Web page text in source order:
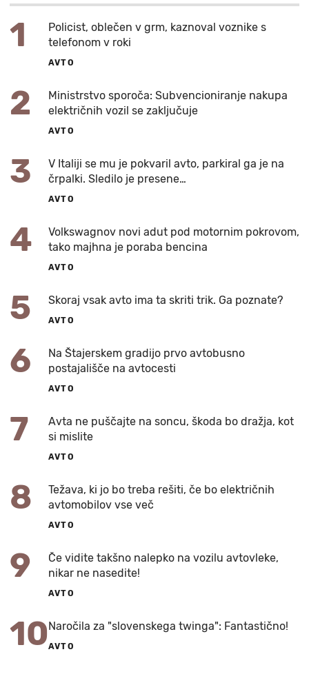
1
Policist, oblečen v grm, kaznoval voznike s
telefonom v roki
AVTO
2
Ministrstvo sporoča: Subvencioniranje nakupa
električnih vozil se zaključuje
AVTO
3
V Italiji se mu je pokvaril avto, parkiral ga je na
črpalki. Sledilo je presene…
AVTO
4
Volkswagnov novi adut pod motornim pokrovom,
tako majhna je poraba bencina
AVTO
5 Skoraj vsak avto ima ta skriti trik. Ga poznate?
AVTO
6
Na Štajerskem gradijo prvo avtobusno
postajališče na avtocesti
AVTO
7
Avta ne puščajte na soncu, škoda bo dražja, kot
si mislite
AVTO
8
Težava, ki jo bo treba rešiti, če bo električnih
avtomobilov vse več
AVTO
9
Če vidite takšno nalepko na vozilu avtovleke,
nikar ne nasedite!
AVTO
10Naročila za "slovenskega twinga": Fantastično!
AVTO